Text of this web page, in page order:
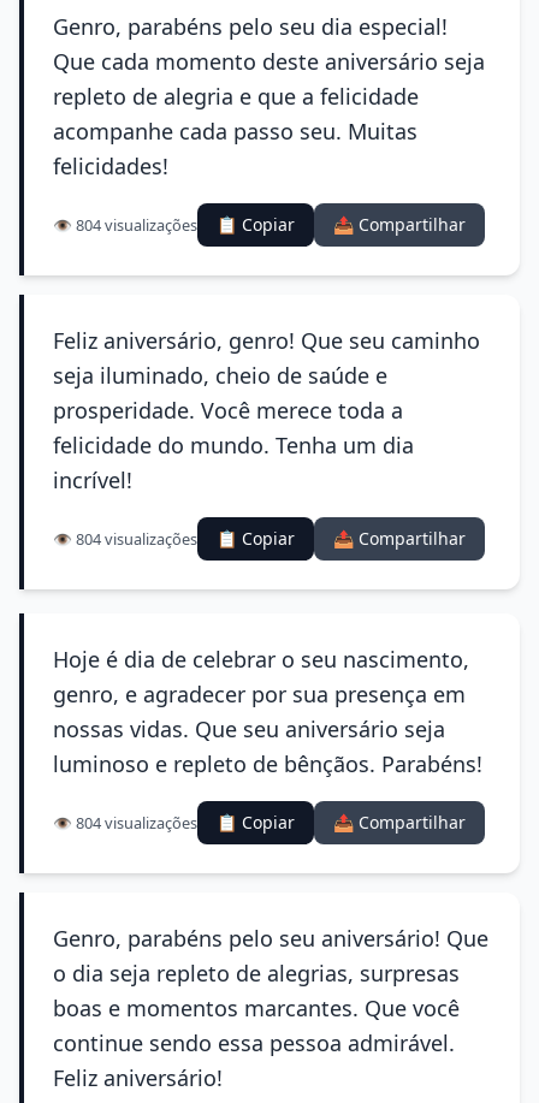
Genro, parabéns pelo seu dia especial!
Que cada momento deste aniversário seja
repleto de alegria e que a felicidade
acompanhe cada passo seu. Muitas
felicidades!
👁️ 804 visualizações 📋 Copiar 📤 Compartilhar
Feliz aniversário, genro! Que seu caminho
seja iluminado, cheio de saúde e
prosperidade. Você merece toda a
felicidade do mundo. Tenha um dia
incrível!
👁️ 804 visualizações 📋 Copiar 📤 Compartilhar
Hoje é dia de celebrar o seu nascimento,
genro, e agradecer por sua presença em
nossas vidas. Que seu aniversário seja
luminoso e repleto de bênçãos. Parabéns!
👁️ 804 visualizações 📋 Copiar 📤 Compartilhar
Genro, parabéns pelo seu aniversário! Que
o dia seja repleto de alegrias, surpresas
boas e momentos marcantes. Que você
continue sendo essa pessoa admirável.
Feliz aniversário!